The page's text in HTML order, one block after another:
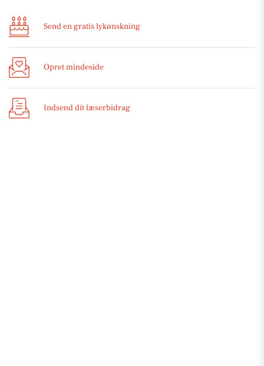
Send en gratis lykønskning
Opret mindeside
Indsend dit læserbidrag